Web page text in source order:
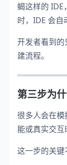
蝎这样的
时，IDE 会自
开发者看到
建流程。
第三步为
很多人会在
能或真实交互
这一步的关键